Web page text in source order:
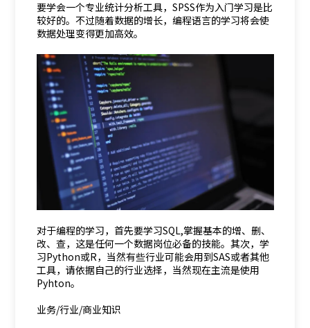
要学会一个专业统计分析工具，SPSS作为入门学习是比
较好的。不过随着数据的增长，编程语言的学习将会使
数据处理变得更加高效。
对于编程的学习，首先要学习SQL,掌握基本的增、删、
改、查，这是任何一个数据岗位必备的技能。其次，学
习Python或R，当然有些行业可能会用到SAS或者其他
工具，请依据自己的行业选择，当然现在主流是使用
Pyhton。
业务/行业/商业知识